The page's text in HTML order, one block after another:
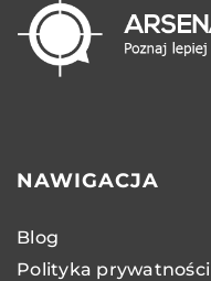
NAWIGACJA
Blog
Polityka prywatności